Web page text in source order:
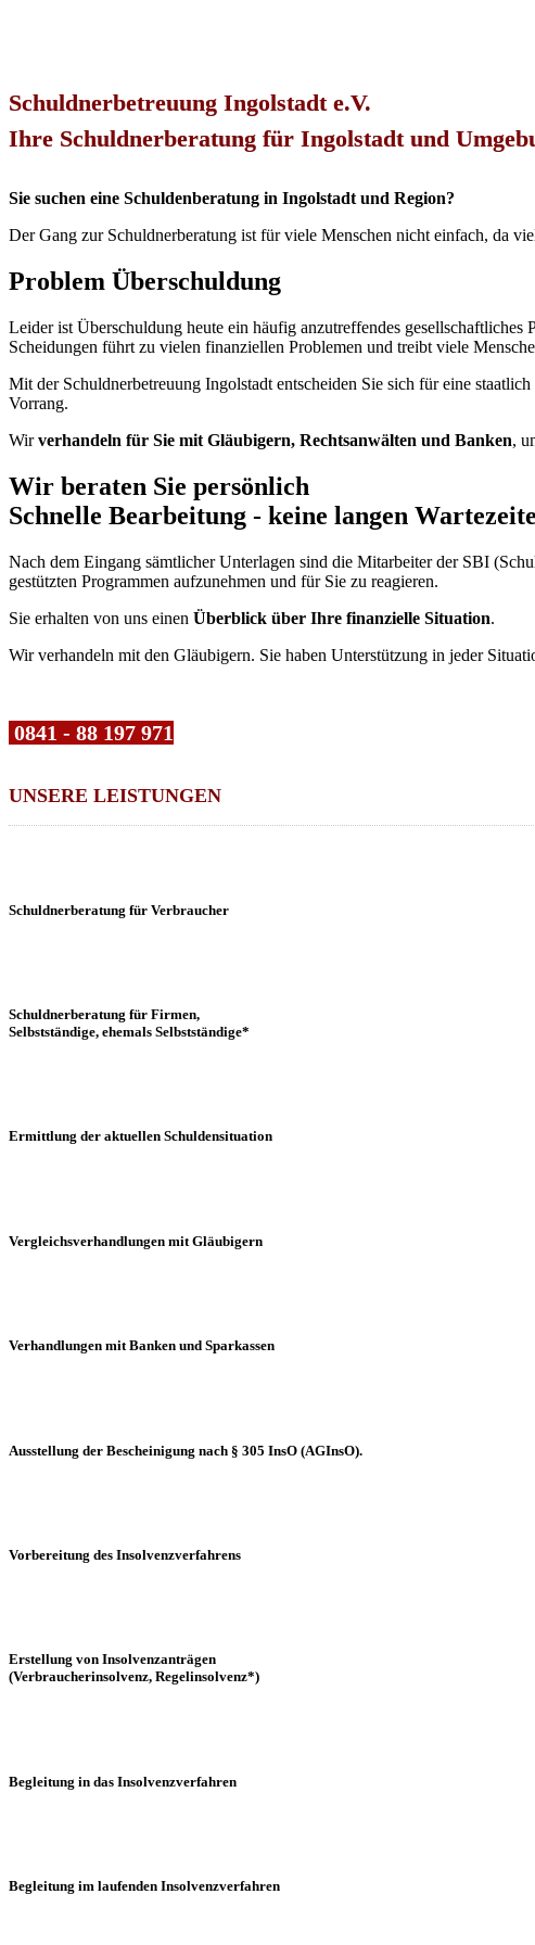
Schuldnerbetreuung Ingolstadt e.V.
Ihre Schuldnerberatung für Ingolstadt und
Sie suchen eine Schuldenberatung in Ingolstadt und Region?
Der Gang zur Schuldnerberatung ist für viele Menschen nicht einfach, da
Problem Überschuldung
Leider ist Überschuldung heute ein häufig anzutreffendes
Scheidungen führt zu vielen finanziellen Problemen und treibt viele
Mit der Schuldnerbetreuung Ingolstadt entscheiden Sie sich für eine
Vorrang.
Wirverhandeln für Sie mit Gläubigern, Rechtsanwälten und Banken,
Wir beraten Sie persönlich
Schnelle Bearbeitung - keine langen
Nach dem Eingang sämtlicher Unterlagen sind die Mitarbeiter der SBI
gestützten Programmen aufzunehmen und für Sie zu reagieren.
Sie erhalten von uns einen Überblick über Ihre finanzielle Situation.
Wir verhandeln mit den Gläubigern. Sie haben Unterstützung in jeder
0841 - 88 197 971
UNSERE LEISTUNGEN
Schuldnerberatung für Verbraucher
Schuldnerberatung für Firmen,
Selbstständige, ehemals Selbstständige*
Ermittlung der aktuellen Schuldensituation
Vergleichsverhandlungen mit Gläubigern
Verhandlungen mit Banken und Sparkassen
Ausstellung der Bescheinigung nach § 305 InsO (AGInsO).
Vorbereitung des Insolvenzverfahrens
Erstellung von Insolvenzanträgen
(Verbraucherinsolvenz, Regelinsolvenz*)
Begleitung in das Insolvenzverfahren
Begleitung im laufenden Insolvenzverfahren